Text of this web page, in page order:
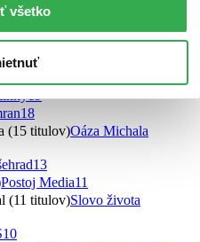
všetko
nami (35
Bosco34
19
18
(15 titulov)Oáza Michala
13
Postoj Media11
(11 titulov)Slovo života
10